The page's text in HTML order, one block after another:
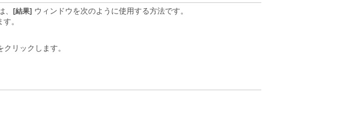
、[結果] ウィンドウを次のように使用する方法です。
。
クリックします。